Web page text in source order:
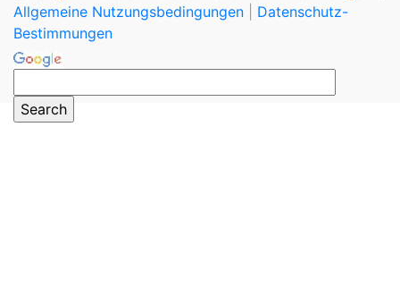
Allgemeine Nutzungsbedingungen
Datenschutz-
Bestimmungen